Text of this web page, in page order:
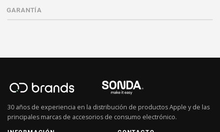
GARANTÍA
30 años de experiencia en la distribución de productos Apple y de las
principales marcas de accesorios de consumo electrónico.